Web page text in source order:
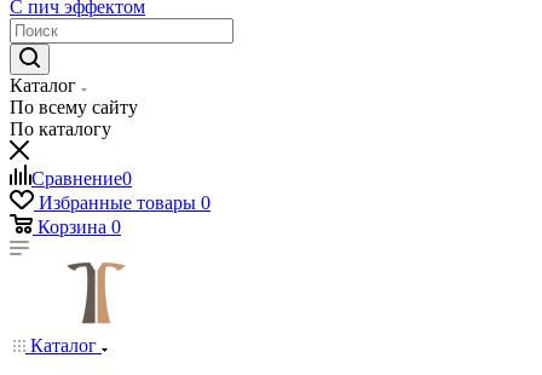
С пич эффектом
Каталог
По всему сайту
По каталогу
Сравнение0
Избранные товары 0
Корзина 0
Каталог